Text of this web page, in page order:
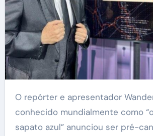
O repórter e apresentador Wanderlei Modesto,
conhecido mundialmente como
sapato azul” anunciou ser pré-